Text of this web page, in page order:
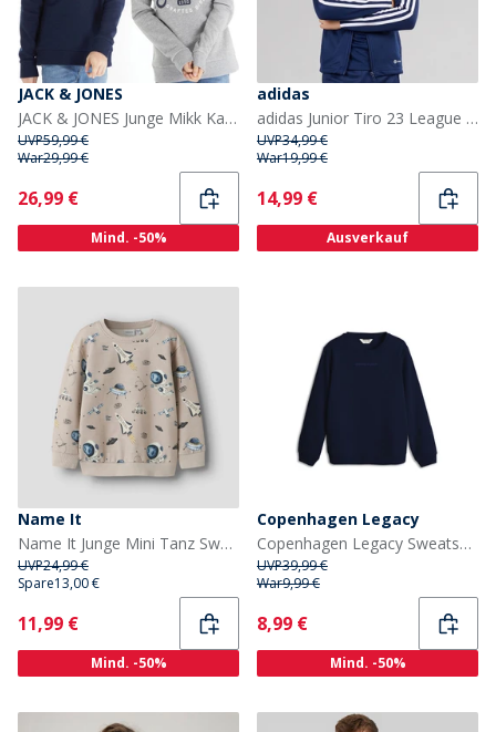
JACK & JONES
JACK & JONES Junge Mikk Kapuzenpullover 2er-Pack Marineblau/Hellgrau Melange
UVP59,99 €
War29,99 €
Current
26,99 €
Mind. -50%
adidas
adidas Junior Tiro 23 League Trainingsjacke Team Navy Blue
UVP34,99 €
War19,99 €
Current
14,99 €
Ausverkauf
Name It
Name It Junge Mini Tanz Sweatshirt Chateau Gray
UVP24,99 €
Spare13,00 €
Current
11,99 €
Mind. -50%
Copenhagen Legacy
Copenhagen Legacy Sweatshirt Kinder Marineblau
UVP39,99 €
War9,99 €
Current
8,99 €
Mind. -50%